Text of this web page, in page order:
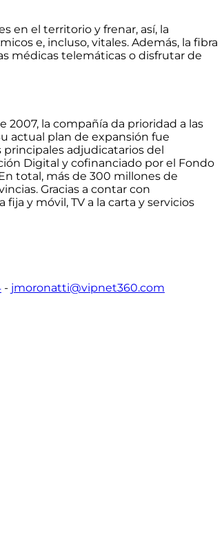
en el territorio y frenar, así, la
e, incluso, vitales. Además, la fibra
médicas telemáticas o disfrutar de
2007, la compañía da prioridad a las
actual plan de expansión fue
principales adjudicatarios del
Digital y cofinanciado por el Fondo
total, más de 300 millones de
. Gracias a contar con
y móvil, TV a la carta y servicios
- jmoronatti@vipnet360.com